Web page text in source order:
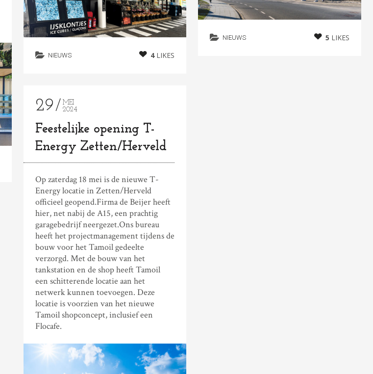
NIEUWS 4LIKES
29
MEI
2024
Feestelijke opening T-
Energy Zetten/Herveld
Op zaterdag 18 mei is de nieuwe T-
Energy locatie in Zetten/Herveld
officieel geopend.Firma de Beijer heeft
hier, net nabij de A15, een prachtig
garagebedrijf neergezet.Ons bureau
heeft het projectmanagement tijdens de
bouw voor het Tamoil gedeelte
verzorgd. Met de bouw van het
tankstation en de shop heeft Tamoil
een schitterende locatie aan het
netwerk kunnen toevoegen. Deze
locatie is voorzien van het nieuwe
Tamoil shopconcept, inclusief een
Flocafe.
NIEUWS 5 LIKES